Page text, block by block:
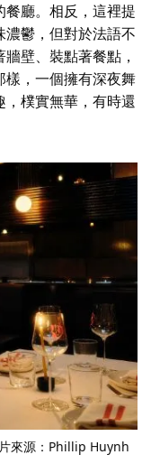
廳。相反，這裡提
鬱，但對於法語不
壁、裝點著餐點，
樣，一個擁有深夜舞
，樸實無華，有時還
來源：Phillip Huynh